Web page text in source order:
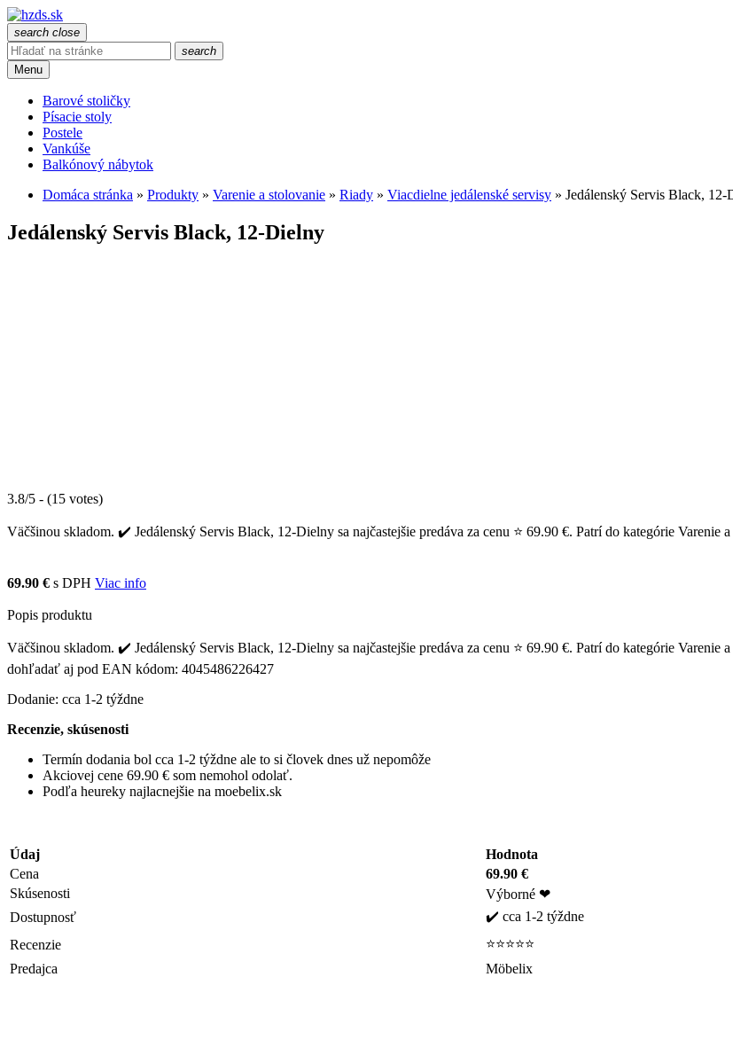
search close
search
Menu
Barové stoličky
Písacie stoly
Postele
Vankúše
Balkónový nábytok
Domáca stránka » Produkty » Varenie a stolovanie » Riady » Viacdielne jedálenské servisy » Jedálenský Servis Black, 12-
Jedálenský Servis Black, 12-Dielny
3.8/5 - (15 votes)
Väčšinou skladom. ✔️ Jedálenský Servis Black, 12-Dielny sa najčastejšie predáva za cenu ⭐ 69.90 €. Patrí do kategórie Varenie
69.90 € s DPH Viac info
Popis produktu
Väčšinou skladom. ✔️ Jedálenský Servis Black, 12-Dielny sa najčastejšie predáva za cenu ⭐ 69.90 €. Patrí do kategórie
dohľadať aj pod EAN kódom: 4045486226427
Dodanie: cca 1-2 týždne
Recenzie, skúsenosti
Termín dodania bol cca 1-2 týždne ale to si človek dnes už nepomôže
Akciovej cene 69.90 € som nemohol odolať.
Podľa heureky najlacnejšie na moebelix.sk
Údaj
Hodnota
Cena
69.90 €
Skúsenosti
Výborné ❤
Dostupnosť
✔️ cca 1-2 týždne
Recenzie
⭐⭐⭐⭐⭐
Predajca
Möbelix